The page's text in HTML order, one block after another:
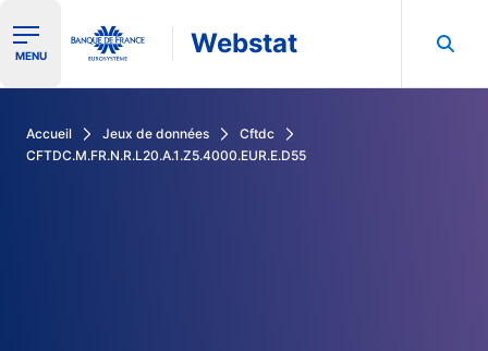
Ouvrir le menu de navigation
MENU Webstat
Accueil Jeux de données
Cftdc
CFTDC.M.FR.N.R.L20.A.1.Z5.4000.EUR.E.D55